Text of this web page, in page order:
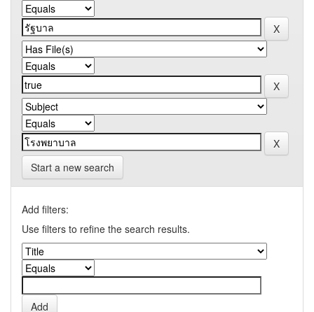
Start a new search
Add filters:
Use filters to refine the search results.